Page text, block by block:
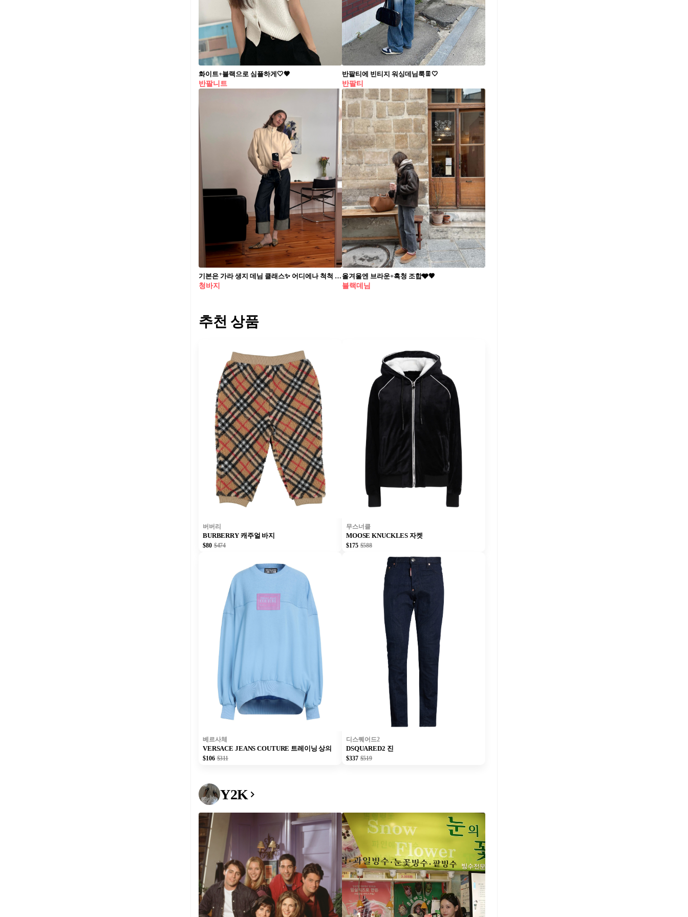
화이트+블랙으로 심플하게🤍🖤
반팔니트
반팔티에 빈티지 워싱데님룩👖🤍
반팔티
기본은 가라 생지 데님 클래스✨ 어디에나 척척 가을 데일리룩에 끼얹어💙👖센스까지 챙기자
청바지
올겨울엔 브라운+흑청 조합🩶🤎
블랙데님
추천 상품
버버리
BURBERRY 캐주얼 바지
$80 $474
무스너클
MOOSE KNUCKLES 자켓
$175 $588
베르사체
VERSACE JEANS COUTURE 트레이닝 상의
$106 $311
디스퀘어드2
DSQUARED2 진
$337 $519
Y2K